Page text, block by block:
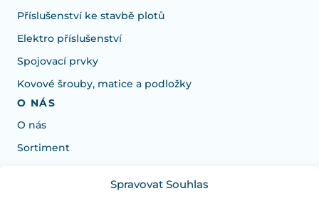
Spravovat Souhlas
Příslušenství ke stavbě plotů
Elektro příslušenství
Spojovací prvky
Kovové šrouby, matice a podložky
O NÁS
O nás
Sortiment
Potřebujete poradit s výběrem?